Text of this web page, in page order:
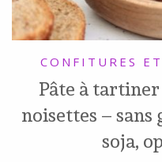
CONFITURES
Pâte à
noisettes – sans
soja,